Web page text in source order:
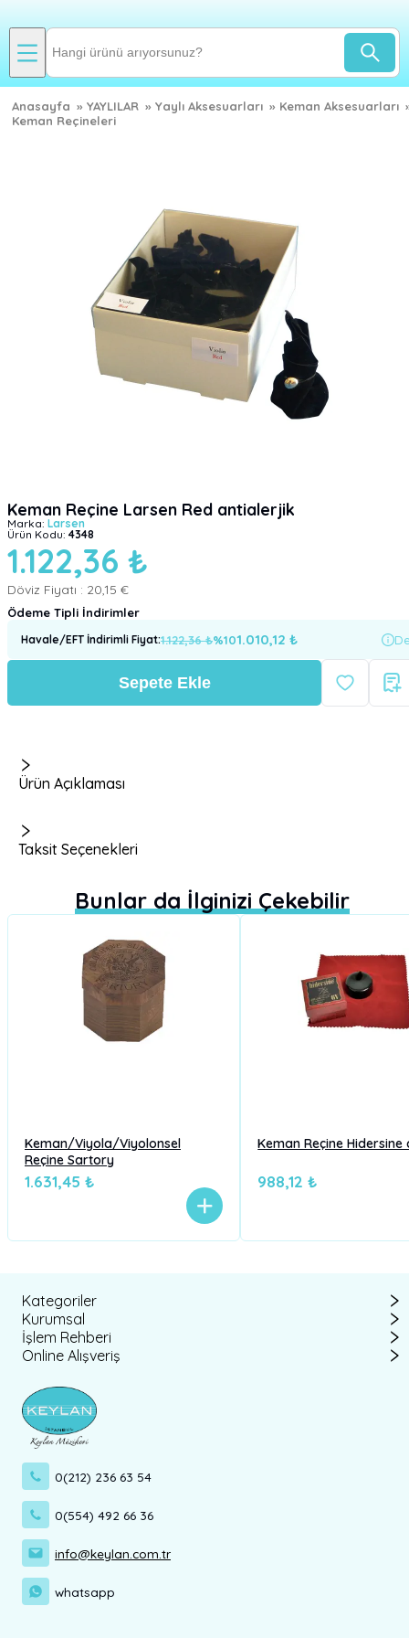
Anasayfa » YAYLILAR » Yaylı Aksesuarları » Keman Aksesuarları
Keman Reçineleri
Keman Reçine Larsen Red antialerjik
Marka: Larsen
Ürün Kodu: 4348
1.122,36 ₺
Döviz Fiyatı : 20,15 €
Ödeme Tipli İndirimler
Havale/EFT İndirimli Fiyat:1.122,36₺%101.010,12 ₺
Sepete Ekle
Ürün Açıklaması
Taksit Seçenekleri
Bunlar da İlginizi Çekebilir
Keman/Viyola/Viyolonsel
Reçine Sartory
1.631,45 ₺
Keman Reçine Hidersine
988,12 ₺
Kategoriler
Kurumsal
İşlem Rehberi
Online Alışveriş
0(212) 236 63 54
0(554) 492 66 36
info@keylan.com.tr
whatsapp